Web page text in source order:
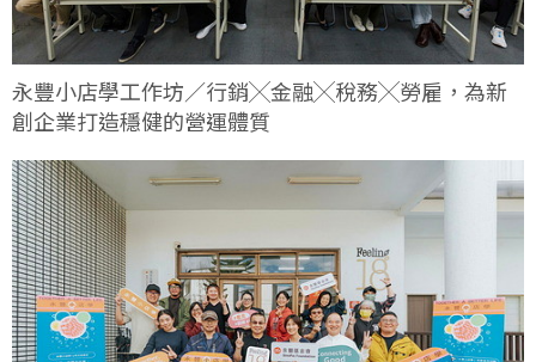
永豐小店學工作坊／行銷╳金融╳稅務╳勞雇，為新
創企業打造穩健的營運體質